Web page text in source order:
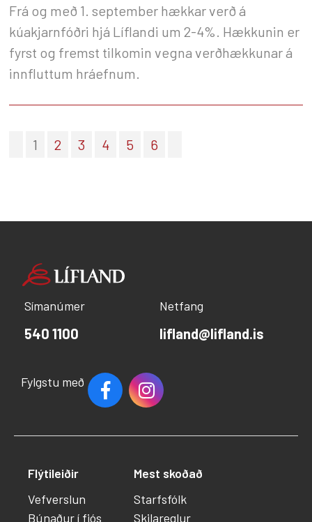
Frá og með 1. september hækkar verð á
kúakjarnfóðri hjá Líflandi um 2-4%. Hækkunin er
fyrst og fremst tilkomin vegna verðhækkunar á
innfluttum hráefnum.
1 2 3 4 5 6
Símanúmer
540 1100
Netfang
lifland@lifland.is
Fylgstu með
Flýtileiðir
Vefverslun
Búnaður í fjós
Mest skoðað
Starfsfólk
Skilareglur